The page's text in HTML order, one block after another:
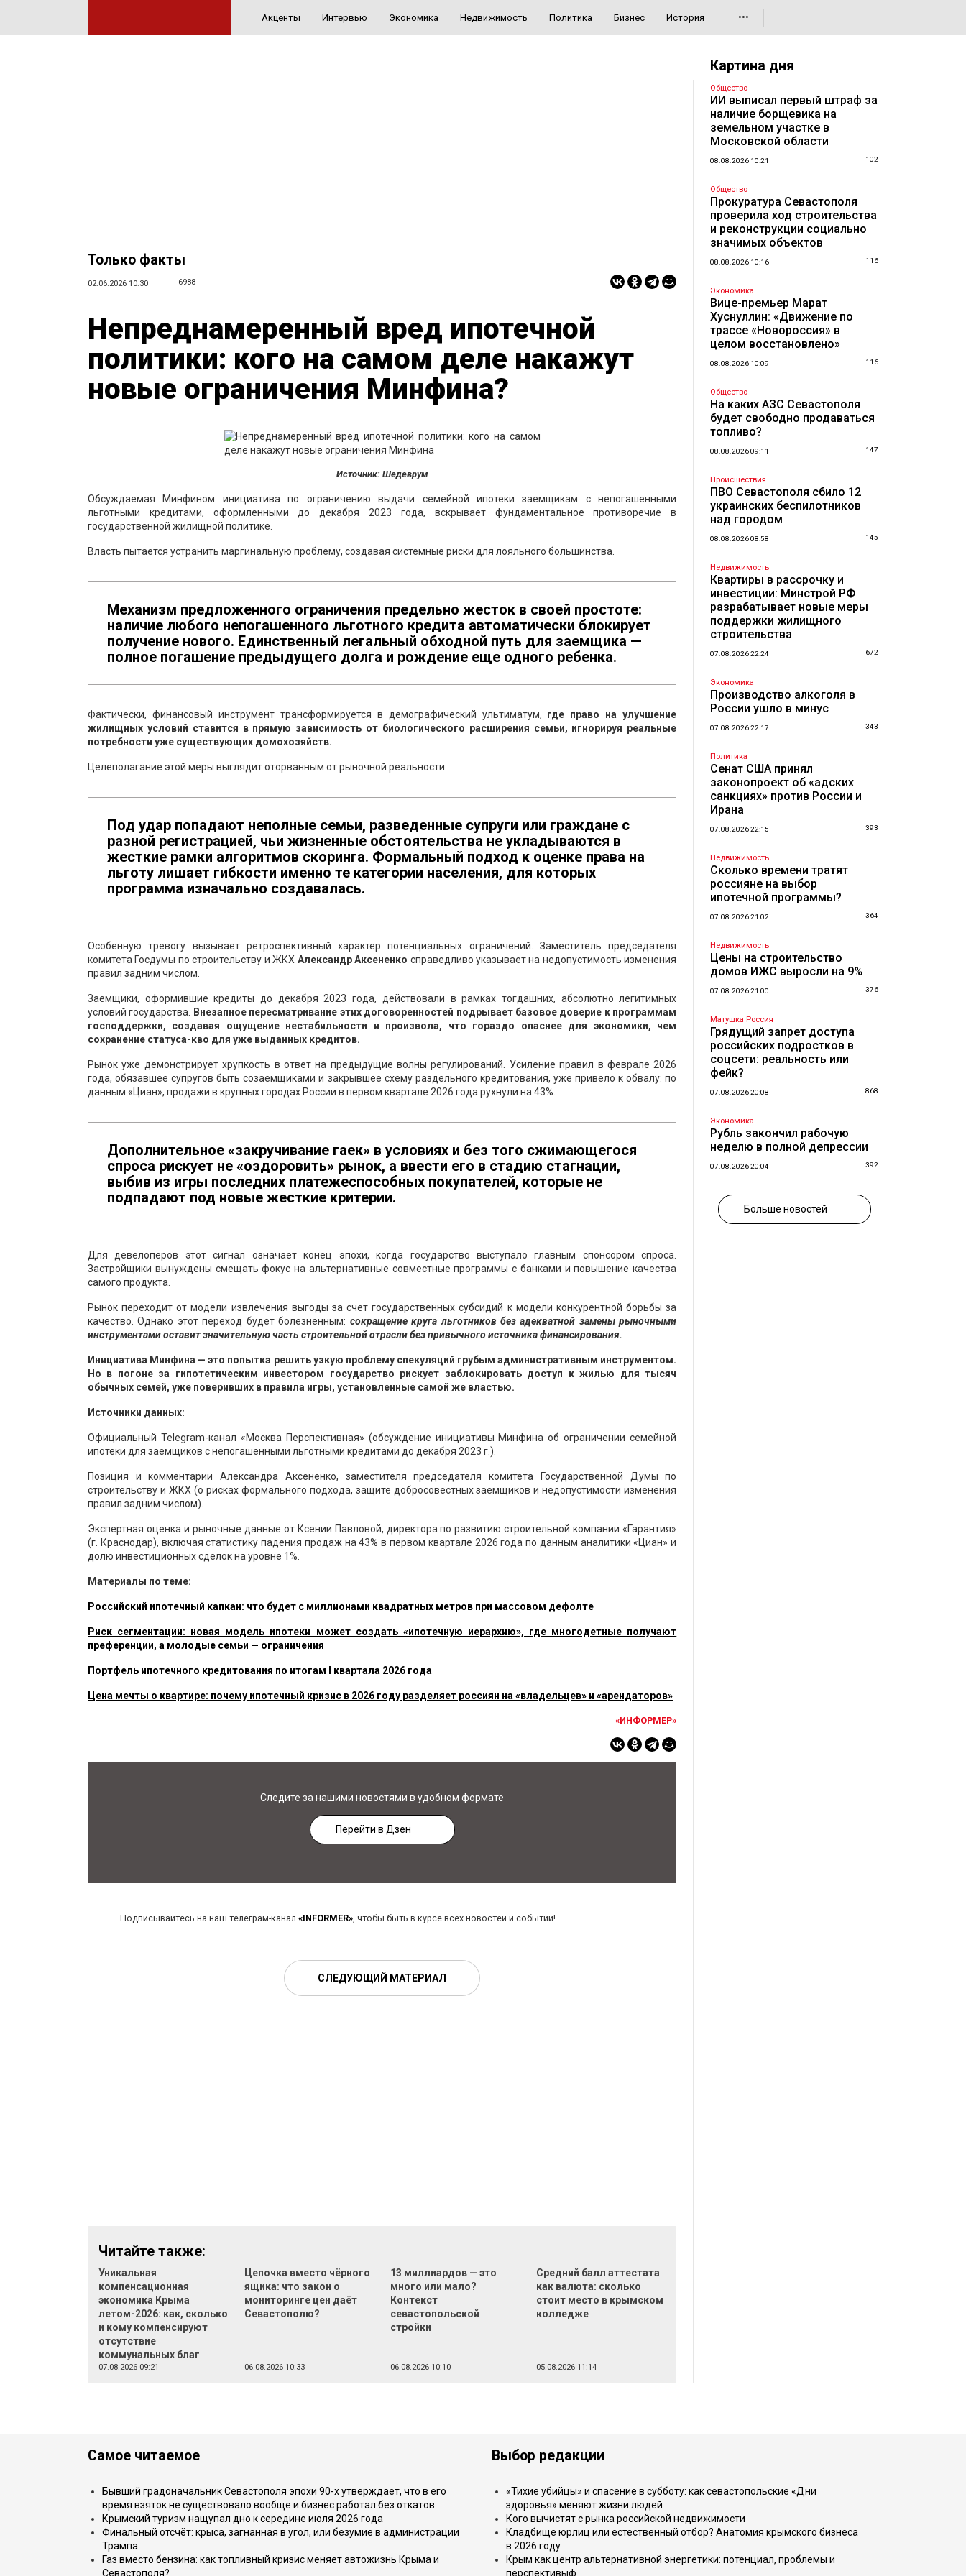
Акценты Интервью Экономика Недвижимость Политика Бизнес История •••
Только факты
02.06.2026 10:30 6988
Непреднамеренный вред ипотечной
политики: кого на самом деле накажут
новые ограничения Минфина?
Источник: Шедеврум
Обсуждаемая Минфином инициатива по ограничению выдачи семейной ипотеки заемщикам с непогашенными
льготными кредитами, оформленными до декабря 2023 года, вскрывает фундаментальное противоречие в
государственной жилищной политике.
Власть пытается устранить маргинальную проблему, создавая системные риски для лояльного большинства.
Механизм предложенного ограничения предельно жесток в своей простоте:
наличие любого непогашенного льготного кредита автоматически блокирует
получение нового. Единственный легальный обходной путь для заемщика —
полное погашение предыдущего долга и рождение еще одного ребенка.
Фактически, финансовый инструмент трансформируется в демографический ультиматум, где право на улучшение
жилищных условий ставится в прямую зависимость от биологического расширения семьи, игнорируя реальные
потребности уже существующих домохозяйств.
Целеполагание этой меры выглядит оторванным от рыночной реальности.
Под удар попадают неполные семьи, разведенные супруги или граждане с
разной регистрацией, чьи жизненные обстоятельства не укладываются в
жесткие рамки алгоритмов скоринга. Формальный подход к оценке права на
льготу лишает гибкости именно те категории населения, для которых
программа изначально создавалась.
Особенную тревогу вызывает ретроспективный характер потенциальных ограничений. Заместитель председателя
комитета Госдумы по строительству и ЖКХ Александр Аксененко справедливо указывает на недопустимость изменения
правил задним числом.
Заемщики, оформившие кредиты до декабря 2023 года, действовали в рамках тогдашних, абсолютно легитимных
условий государства.
Внезапное пересматривание этих договоренностей подрывает базовое доверие к программам
господдержки, создавая ощущение нестабильности и произвола, что гораздо опаснее для экономики, чем
сохранение статуса-кво для уже выданных кредитов.
Рынок уже демонстрирует хрупкость в ответ на предыдущие волны регулирований. Усиление правил в феврале 2026
года, обязавшее супругов быть созаемщиками и закрывшее схему раздельного кредитования, уже привело к обвалу: по
данным «Циан», продажи в крупных городах России в первом квартале 2026 года рухнули на 43%.
Дополнительное «закручивание гаек» в условиях и без того сжимающегося
спроса рискует не «оздоровить» рынок, а ввести его в стадию стагнации,
выбив из игры последних платежеспособных покупателей, которые не
подпадают под новые жесткие критерии.
Для девелоперов этот сигнал означает конец эпохи, когда государство выступало главным спонсором спроса.
Застройщики вынуждены смещать фокус на альтернативные совместные программы с банками и повышение качества
самого продукта.
Рынок переходит от модели извлечения выгоды за счет государственных субсидий к модели конкурентной борьбы за
качество. Однако этот переход будет болезненным: сокращение круга льготников без адекватной замены рыночными
инструментами оставит значительную часть строительной отрасли без привычного источника финансирования.
Инициатива Минфина — это попытка решить узкую проблему спекуляций грубым административным инструментом.
Но в погоне за гипотетическим инвестором государство рискует заблокировать доступ к жилью для тысяч
обычных семей, уже поверивших в правила игры, установленные самой же властью.
Источники данных:
Официальный Telegram-канал «Москва Перспективная» (обсуждение инициативы Минфина об ограничении семейной
ипотеки для заемщиков с непогашенными льготными кредитами до декабря 2023 г.).
Позиция и комментарии Александра Аксененко, заместителя председателя комитета Государственной Думы по
строительству и ЖКХ (о рисках формального подхода, защите добросовестных заемщиков и недопустимости изменения
правил задним числом).
Экспертная оценка и рыночные данные от Ксении Павловой, директора по развитию строительной компании «Гарантия»
(г. Краснодар), включая статистику падения продаж на 43% в первом квартале 2026 года по данным аналитики «Циан» и
долю инвестиционных сделок на уровне 1%.
Материалы по теме:
Российский ипотечный капкан: что будет с миллионами квадратных метров при массовом дефолте
Риск сегментации: новая модель ипотеки может создать «ипотечную иерархию», где многодетные получают
преференции, а молодые семьи — ограничения
Портфель ипотечного кредитования по итогам I квартала 2026 года
Цена мечты о квартире: почему ипотечный кризис в 2026 году разделяет россиян на «владельцев» и «арендаторов»
«ИНФОРМЕР»
Следите за нашими новостями в удобном формате
Перейти в Дзен
Подписывайтесь на наш телеграм-канал «INFORMER», чтобы быть в курсе всех новостей и событий!
СЛЕДУЮЩИЙ МАТЕРИАЛ
Читайте также:
Уникальная
компенсационная
экономика Крыма
летом-2026: как, сколько
и кому компенсируют
отсутствие
коммунальных благ
07.08.2026 09:21
Цепочка вместо чёрного
ящика: что закон о
мониторинге цен даёт
Севастополю?
06.08.2026 10:33
13 миллиардов — это
много или мало?
Контекст
севастопольской
стройки
06.08.2026 10:10
Средний балл аттестата
как валюта: сколько
стоит место в крымском
колледже
05.08.2026 11:14
Картина дня
Общество
ИИ выписал первый штраф за
наличие борщевика на
земельном участке в
Московской области
08.08.2026 10:21 102
Общество
Прокуратура Севастополя
проверила ход строительства
и реконструкции социально
значимых объектов
08.08.2026 10:16 116
Экономика
Вице-премьер Марат
Хуснуллин: «Движение по
трассе «Новороссия» в
целом восстановлено»
08.08.2026 10:09 116
Общество
На каких АЗС Севастополя
будет свободно продаваться
топливо?
08.08.2026 09:11 147
Происшествия
ПВО Севастополя сбило 12
украинских беспилотников
над городом
08.08.2026 08:58 145
Недвижимость
Квартиры в рассрочку и
инвестиции: Минстрой РФ
разрабатывает новые меры
поддержки жилищного
строительства
07.08.2026 22:24 672
Экономика
Производство алкоголя в
России ушло в минус
07.08.2026 22:17 343
Политика
Сенат США принял
законопроект об «адских
санкциях» против России и
Ирана
07.08.2026 22:15 393
Недвижимость
Сколько времени тратят
россияне на выбор
ипотечной программы?
07.08.2026 21:02 364
Недвижимость
Цены на строительство
домов ИЖС выросли на 9%
07.08.2026 21:00 376
Матушка Россия
Грядущий запрет доступа
российских подростков в
соцсети: реальность или
фейк?
07.08.2026 20:08 868
Экономика
Рубль закончил рабочую
неделю в полной депрессии
07.08.2026 20:04 392
Больше новостей
Самое читаемое
Бывший градоначальник Севастополя эпохи 90-х утверждает, что в его
время взяток не существовало вообще и бизнес работал без откатов
Крымский туризм нащупал дно к середине июля 2026 года
Финальный отсчёт: крыса, загнанная в угол, или безумие в администрации
Трампа
Газ вместо бензина: как топливный кризис меняет автожизнь Крыма и
Севастополя?
Выбор редакции
«Тихие убийцы» и спасение в субботу: как севастопольские «Дни
здоровья» меняют жизни людей
Кого вычистят с рынка российской недвижимости
Кладбище юрлиц или естественный отбор? Анатомия крымского бизнеса
в 2026 году
Крым как центр альтернативной энергетики: потенциал, проблемы и
перспективыф